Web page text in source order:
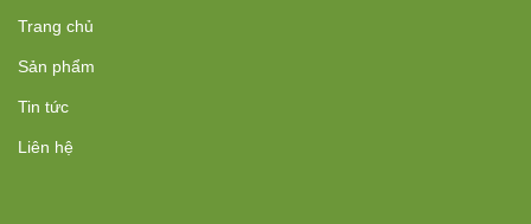
Trang chủ
Sản phẩm
Tin tức
Liên hệ